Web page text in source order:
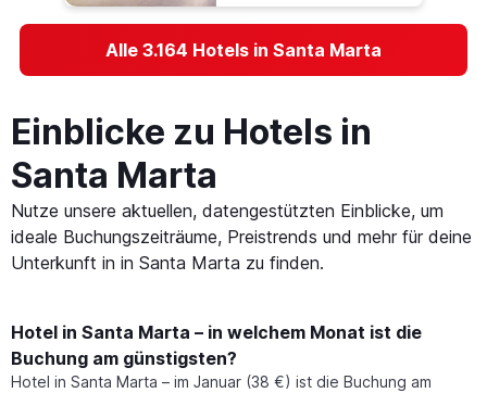
Alle 3.164 Hotels in Santa Marta
Einblicke zu Hotels in
Santa Marta
Nutze unsere aktuellen, datengestützten Einblicke, um
ideale Buchungszeiträume, Preistrends und mehr für deine
Unterkunft in in Santa Marta zu finden.
Hotel in Santa Marta – in welchem Monat ist die
Buchung am günstigsten?
Hotel in Santa Marta – im Januar (38 €) ist die Buchung am